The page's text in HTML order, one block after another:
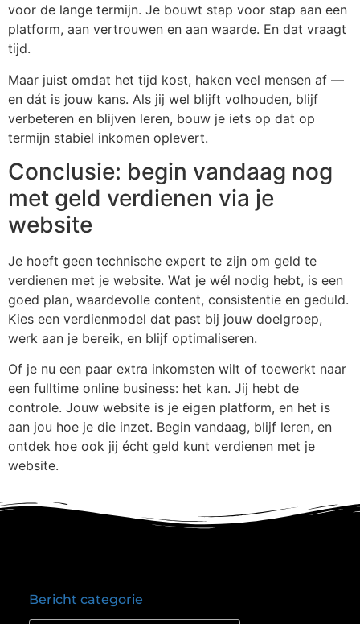
voor de lange termijn. Je bouwt stap voor stap aan een
platform, aan vertrouwen en aan waarde. En dat vraagt
tijd.
Maar juist omdat het tijd kost, haken veel mensen af —
en dát is jouw kans. Als jij wel blijft volhouden, blijf
verbeteren en blijven leren, bouw je iets op dat op
termijn stabiel inkomen oplevert.
Conclusie: begin vandaag nog
met geld verdienen via je
website
Je hoeft geen technische expert te zijn om geld te
verdienen met je website. Wat je wél nodig hebt, is een
goed plan, waardevolle content, consistentie en geduld.
Kies een verdienmodel dat past bij jouw doelgroep,
werk aan je bereik, en blijf optimaliseren.
Of je nu een paar extra inkomsten wilt of toewerkt naar
een fulltime online business: het kan. Jij hebt de
controle. Jouw website is je eigen platform, en het is
aan jou hoe je die inzet. Begin vandaag, blijf leren, en
ontdek hoe ook jij écht geld kunt verdienen met je
website.
Bericht categorie